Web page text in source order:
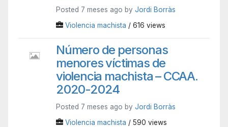
Posted 7 meses ago by Jordi Borràs
Violencia machista / 616 views
Número de personas
menores víctimas de
violencia machista – CCAA.
2020-2024
Posted 7 meses ago by Jordi Borràs
Violencia machista / 590 views